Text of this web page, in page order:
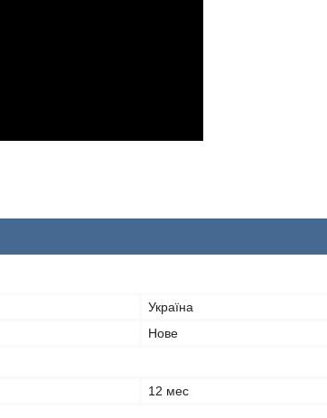
Україна
Нове
12 мес